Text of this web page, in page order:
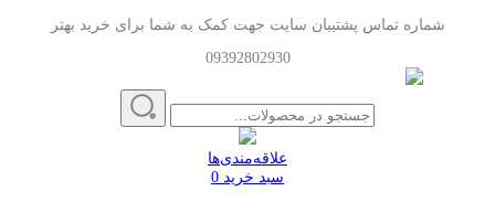
شماره تماس پشتیبان سایت جهت کمک به شما برای خرید بهتر
09392802930
علاقه‌مندی‌ها
سبد خرید 0